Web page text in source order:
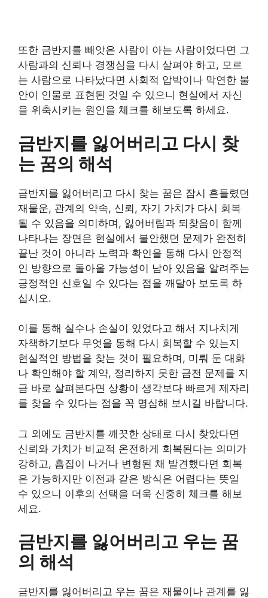
또한 금반지를 빼앗은 사람이 아는 사람이었다면 그
사람과의 신뢰나 경쟁심을 다시 살펴야 하고, 모르
는 사람으로 나타났다면 사회적 압박이나 막연한 불
안이 인물로 표현된 것일 수 있으니 현실에서 자신
을 위축시키는 원인을 체크를 해보도록 하세요.
금반지를 잃어버리고 다시 찾
는 꿈의 해석
금반지를 잃어버리고 다시 찾는 꿈은 잠시 흔들렸던
재물운, 관계의 약속, 신뢰, 자기 가치가 다시 회복
될 수 있음을 의미하며, 잃어버림과 되찾음이 함께
나타나는 장면은 현실에서 불안했던 문제가 완전히
끝난 것이 아니라 노력과 확인을 통해 다시 안정적
인 방향으로 돌아올 가능성이 남아 있음을 알려주는
긍정적인 신호일 수 있다는 점을 깨달아 보도록 하
십시오.
이를 통해 실수나 손실이 있었다고 해서 지나치게
자책하기보다 무엇을 통해 다시 회복할 수 있는지
현실적인 방법을 찾는 것이 필요하며, 미뤄 둔 대화
나 확인해야 할 계약, 정리하지 못한 금전 문제를 지
금 바로 살펴본다면 상황이 생각보다 빠르게 제자리
를 찾을 수 있다는 점을 꼭 명심해 보시길 바랍니다.
그 외에도 금반지를 깨끗한 상태로 다시 찾았다면
신뢰와 가치가 비교적 온전하게 회복된다는 의미가
강하고, 흠집이 나거나 변형된 채 발견했다면 회복
은 가능하지만 이전과 같은 방식은 어렵다는 뜻일
수 있으니 이후의 선택을 더욱 신중히 체크를 해보
세요.
금반지를 잃어버리고 우는 꿈
의 해석
금반지를 잃어버리고 우는 꿈은 재물이나 관계를 잃